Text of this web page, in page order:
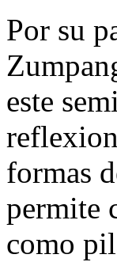
Por su
este
formas
permite
como